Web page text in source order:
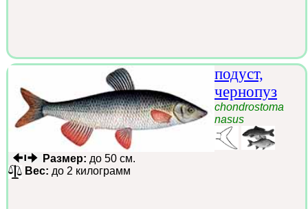
подуст,
чернопуз
chondrostoma
nasus
Размер: до 50 см.
Вес: до 2 килограмм